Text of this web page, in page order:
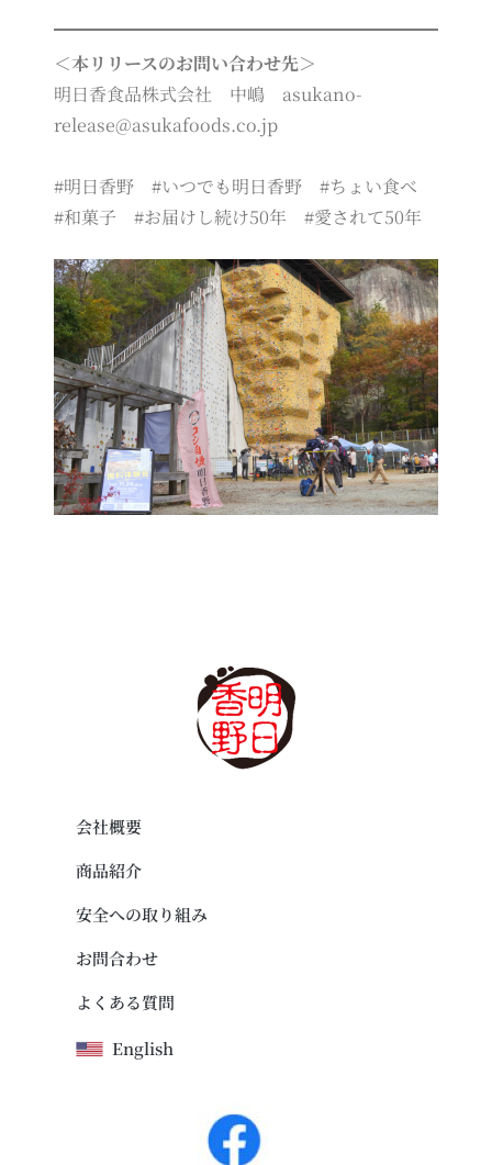
＜本リリースのお問い合わせ先＞
明日香食品株式会社 中嶋 asukano-
release@asukafoods.co.jp
#明日香野 #いつでも明日香野 #ちょい食べ
#和菓子 #お届けし続け50年 #愛されて50年
会社概要
商品紹介
安全への取り組み
お問合わせ
よくある質問
English